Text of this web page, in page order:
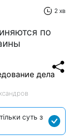
2 хв
по
суть з